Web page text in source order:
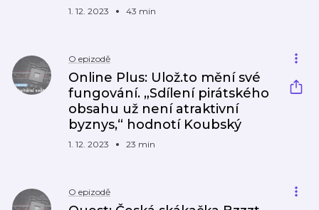
1. 12. 2023 43 min
O epizodě
Online Plus: Ulož.to mění své
fungování. „Sdílení pirátského
obsahu už není atraktivní
byznys,“ hodnotí Koubský
1. 12. 2023 23 min
O epizodě